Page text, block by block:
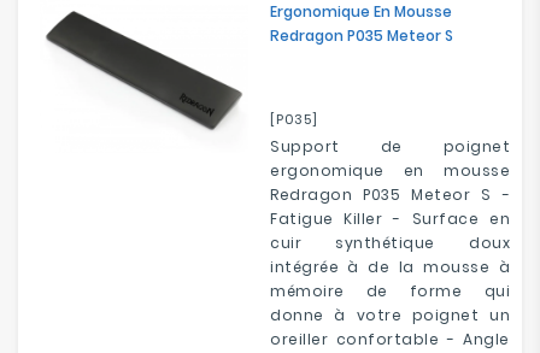
Ergonomique En Mousse
Redragon P035 Meteor S
[P035]
Support de poignet
ergonomique en mousse
Redragon P035 Meteor S -
Fatigue Killer - Surface en
cuir synthétique doux
intégrée à de la mousse à
mémoire de forme qui
donne à votre poignet un
oreiller confortable - Angle